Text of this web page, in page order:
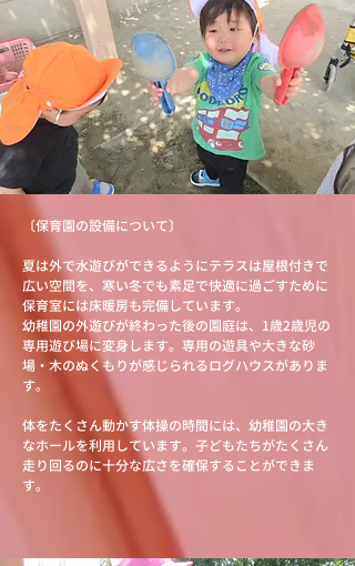
〔保育園の設備について〕
夏は外で水遊びができるようにテラスは屋根付きで
広い空間を、寒い冬でも素足で快適に過ごすために
保育室には床暖房も完備しています。
幼稚園の外遊びが終わった後の園庭は、1歳2歳児の
専用遊び場に変身します。専用の遊具や大きな砂
場・木のぬくもりが感じられるログハウスがありま
す。
体をたくさん動かす体操の時間には、幼稚園の大き
なホールを利用しています。子どもたちがたくさん
走り回るのに十分な広さを確保することができま
す。